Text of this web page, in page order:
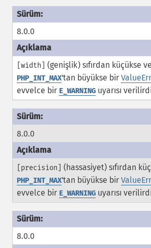
8.0.0
[width] (genişlik) sıfırdan küçükse
PHP_INT_MAX'tan büyükse bir
evvelce bir E_WARNING uyarısı
8.0.0
[precision] (hassasiyet) sıfırdan
PHP_INT_MAX'tan büyükse bir
evvelce bir E_WARNING uyarısı
8.0.0